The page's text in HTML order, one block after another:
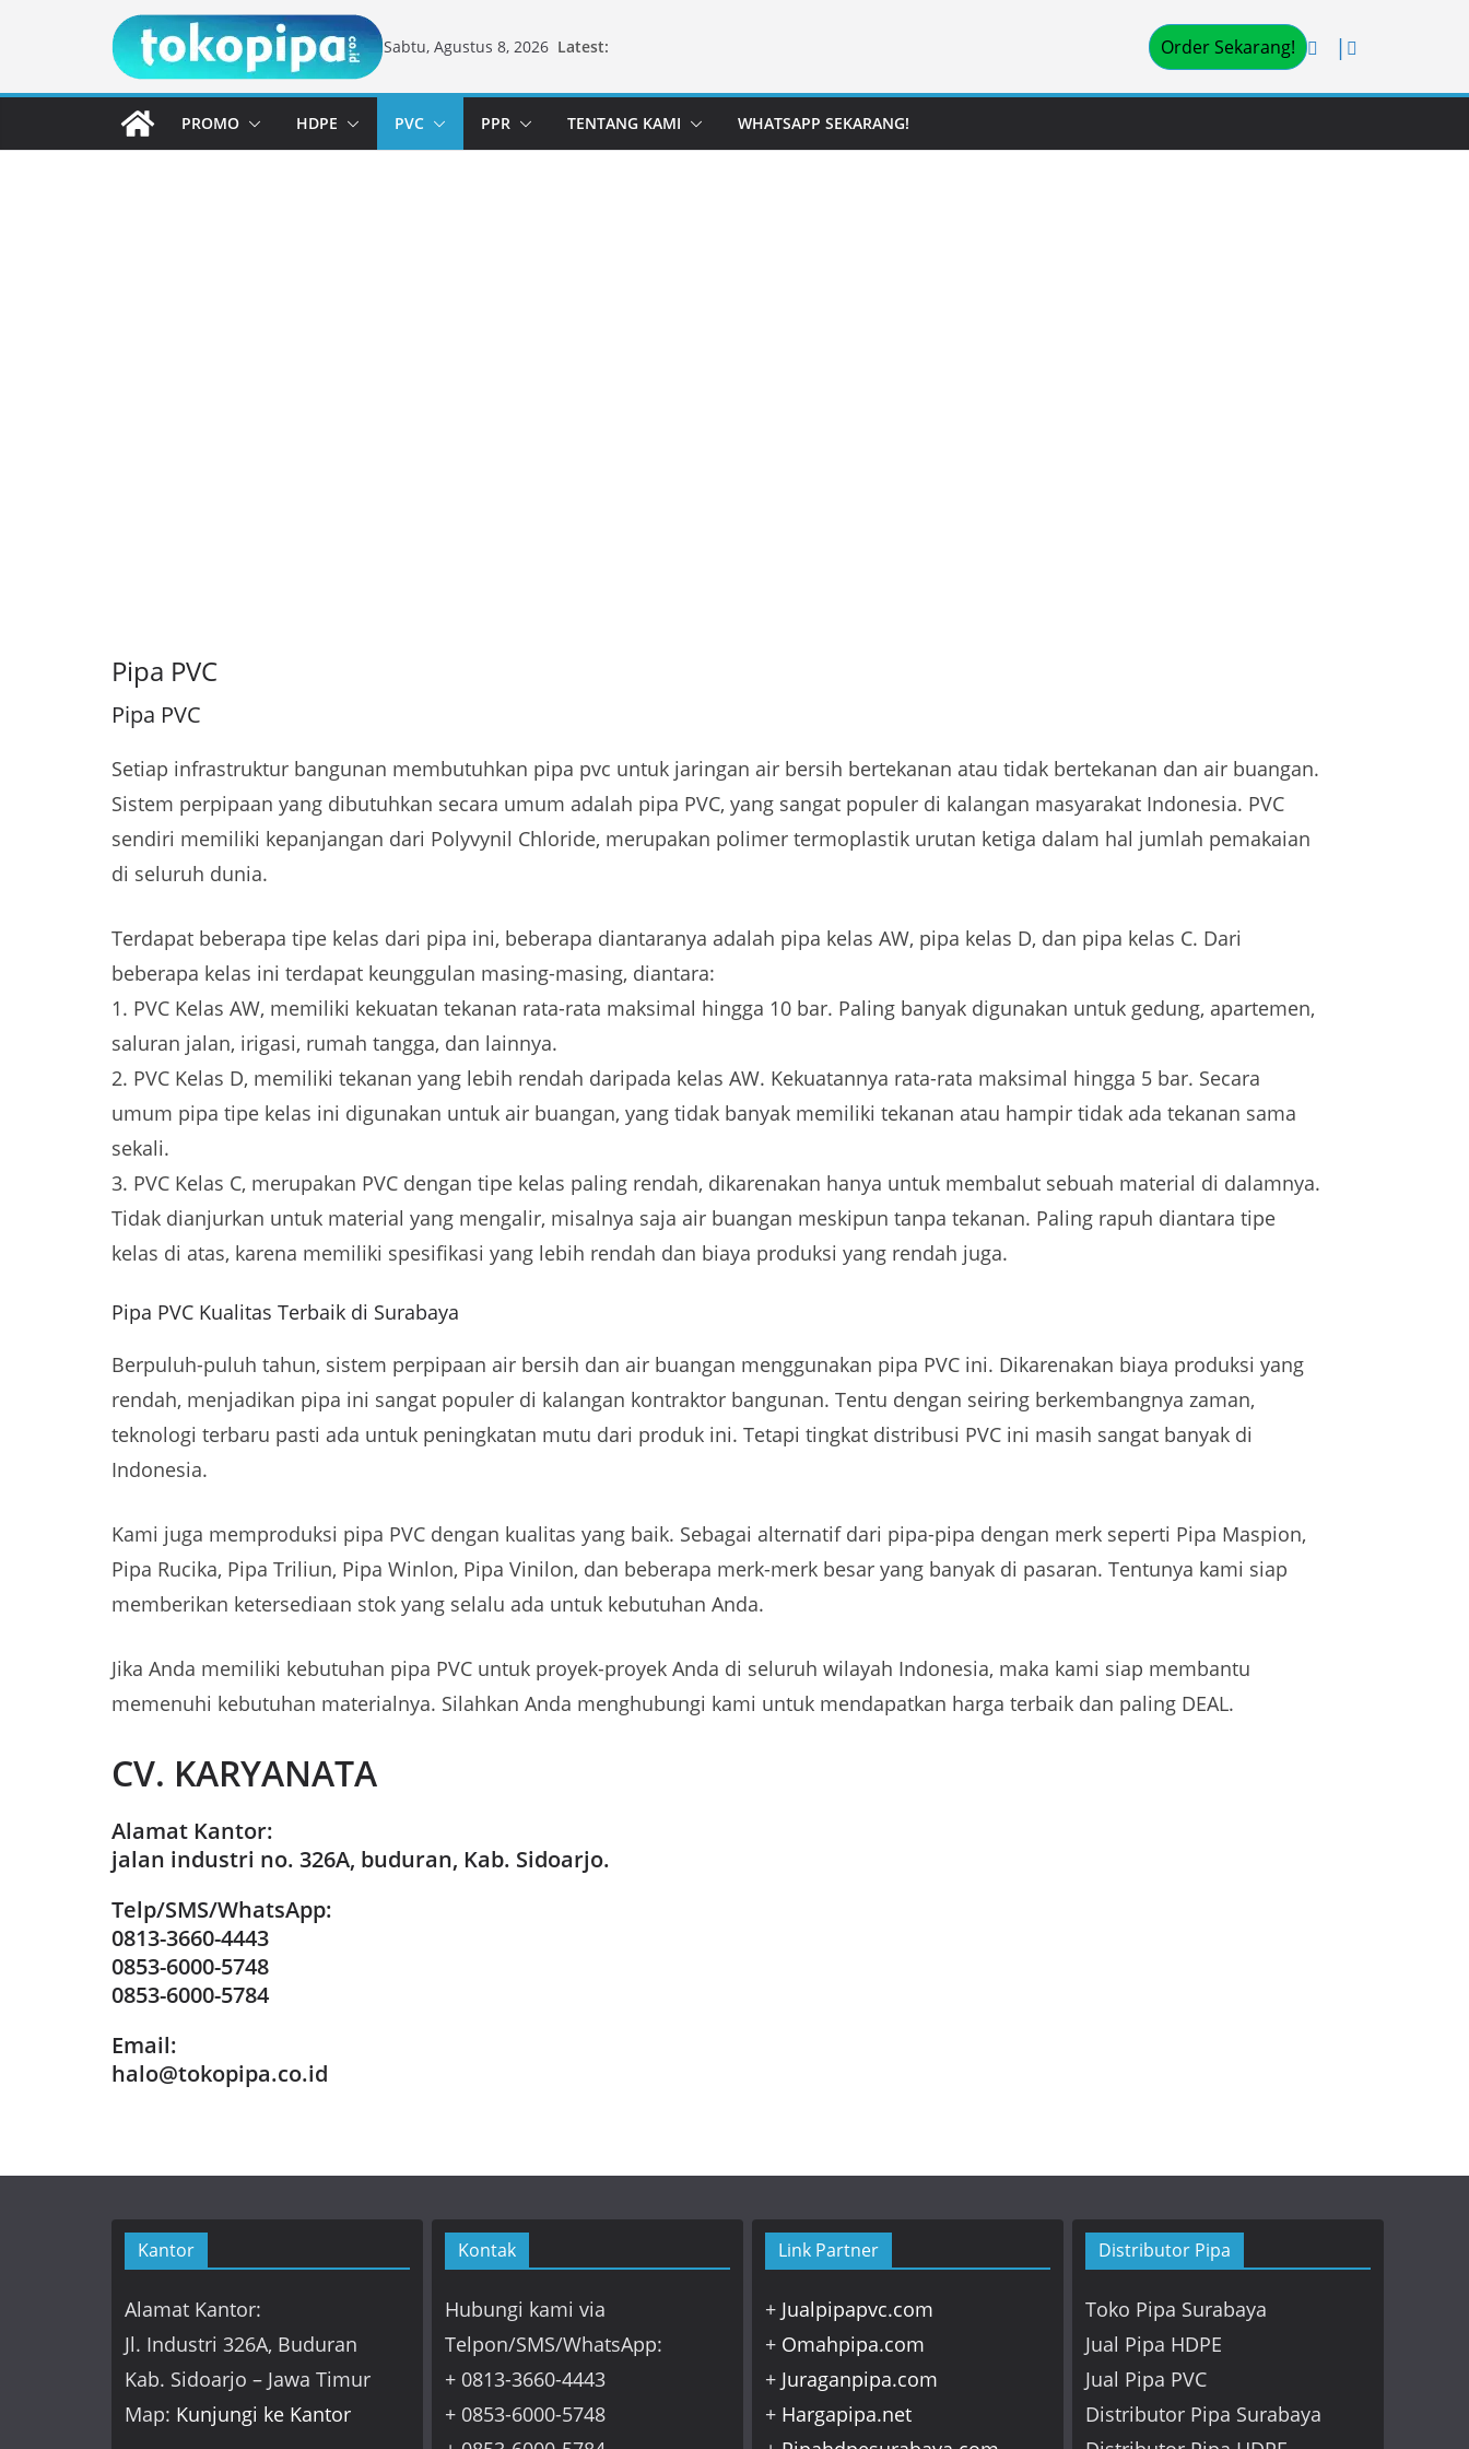
content
Sabtu, Agustus 8, 2026 Latest: Order Sekarang!
PROMO HDPE PVC PPR TENTANG KAMI WHATSAPP SEKARANG!
Pipa PVC
Pipa PVC
Setiap infrastruktur bangunan membutuhkan pipa pvc untuk jaringan air bersih bertekanan atau tidak bertekanan dan air buangan.
Sistem perpipaan yang dibutuhkan secara umum adalah pipa PVC, yang sangat populer di kalangan masyarakat Indonesia. PVC
sendiri memiliki kepanjangan dari Polyvynil Chloride, merupakan polimer termoplastik urutan ketiga dalam hal jumlah pemakaian
di seluruh dunia.
Terdapat beberapa tipe kelas dari pipa ini, beberapa diantaranya adalah pipa kelas AW, pipa kelas D, dan pipa kelas C. Dari
beberapa kelas ini terdapat keunggulan masing-masing, diantara:
1. PVC Kelas AW, memiliki kekuatan tekanan rata-rata maksimal hingga 10 bar. Paling banyak digunakan untuk gedung, apartemen,
saluran jalan, irigasi, rumah tangga, dan lainnya.
2. PVC Kelas D, memiliki tekanan yang lebih rendah daripada kelas AW. Kekuatannya rata-rata maksimal hingga 5 bar. Secara
umum pipa tipe kelas ini digunakan untuk air buangan, yang tidak banyak memiliki tekanan atau hampir tidak ada tekanan sama
sekali.
3. PVC Kelas C, merupakan PVC dengan tipe kelas paling rendah, dikarenakan hanya untuk membalut sebuah material di dalamnya.
Tidak dianjurkan untuk material yang mengalir, misalnya saja air buangan meskipun tanpa tekanan. Paling rapuh diantara tipe
kelas di atas, karena memiliki spesifikasi yang lebih rendah dan biaya produksi yang rendah juga.
Pipa PVC Kualitas Terbaik di Surabaya
Berpuluh-puluh tahun, sistem perpipaan air bersih dan air buangan menggunakan pipa PVC ini. Dikarenakan biaya produksi yang
rendah, menjadikan pipa ini sangat populer di kalangan kontraktor bangunan. Tentu dengan seiring berkembangnya zaman,
teknologi terbaru pasti ada untuk peningkatan mutu dari produk ini. Tetapi tingkat distribusi PVC ini masih sangat banyak di
Indonesia.
Kami juga memproduksi pipa PVC dengan kualitas yang baik. Sebagai alternatif dari pipa-pipa dengan merk seperti Pipa Maspion,
Pipa Rucika, Pipa Triliun, Pipa Winlon, Pipa Vinilon, dan beberapa merk-merk besar yang banyak di pasaran. Tentunya kami siap
memberikan ketersediaan stok yang selalu ada untuk kebutuhan Anda.
Jika Anda memiliki kebutuhan pipa PVC untuk proyek-proyek Anda di seluruh wilayah Indonesia, maka kami siap membantu
memenuhi kebutuhan materialnya. Silahkan Anda menghubungi kami untuk mendapatkan harga terbaik dan paling DEAL.
CV. KARYANATA
Alamat Kantor:
jalan industri no. 326A, buduran, Kab. Sidoarjo.
Telp/SMS/WhatsApp:
0813-3660-4443
0853-6000-5748
0853-6000-5784
Email:
halo@tokopipa.co.id
Kantor
Alamat Kantor:
Jl. Industri 326A, Buduran
Kab. Sidoarjo – Jawa Timur
Map: Kunjungi ke Kantor
Kontak
Hubungi kami via
Telpon/SMS/WhatsApp:
+ 0813-3660-4443
+ 0853-6000-5748
Link Partner
+ Jualpipapvc.com
+ Omahpipa.com
+ Juraganpipa.com
+ Hargapipa.net
Distributor Pipa
Toko Pipa Surabaya
Jual Pipa HDPE
Jual Pipa PVC
Distributor Pipa Surabaya